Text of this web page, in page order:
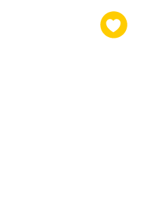
cebolinha